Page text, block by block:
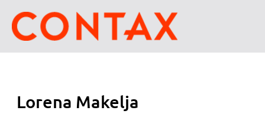
Lorena Makelja